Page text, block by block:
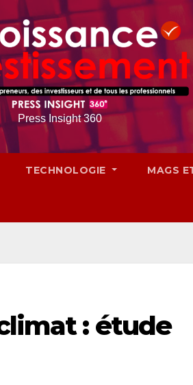
Press Insight 360
TECHNOLOGIE MAGS
: étude